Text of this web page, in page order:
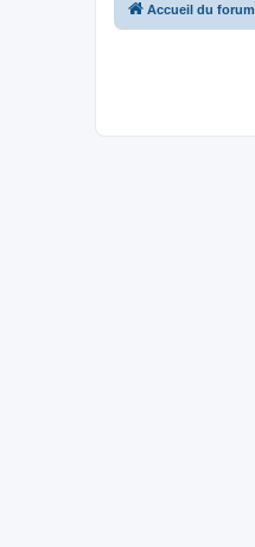
Accueil du forum